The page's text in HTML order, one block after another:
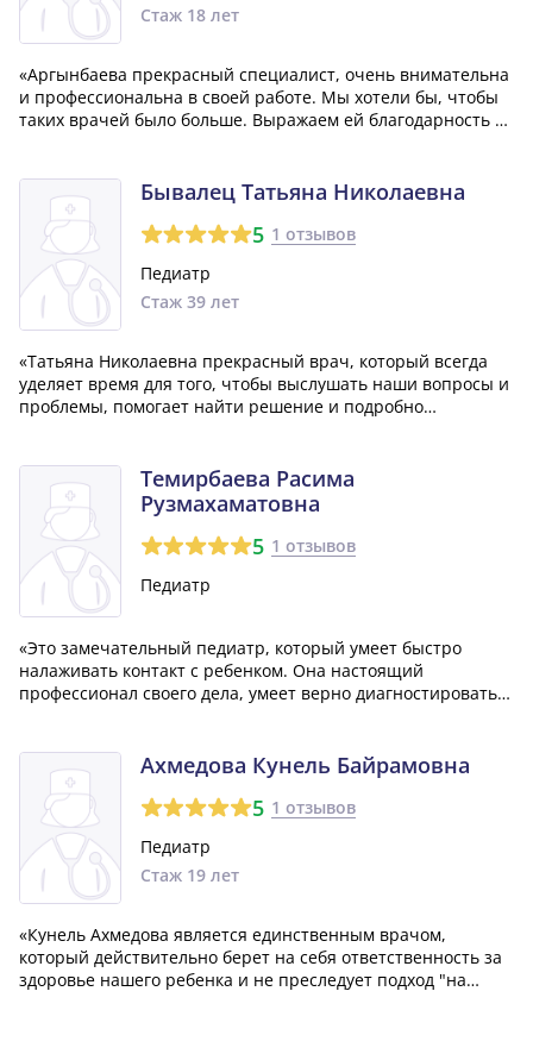
Стаж 18 лет
«Аргынбаева прекрасный специалист, очень внимательна
и профессиональна в своей работе. Мы хотели бы, чтобы
таких врачей было больше. Выражаем ей благодарность за
Бывалец Татьяна Николаевна
5 1 отзывов
Педиатр
Стаж 39 лет
«Татьяна Николаевна прекрасный врач, который всегда
уделяет время для того, чтобы выслушать наши вопросы и
проблемы, помогает найти решение и подробно
Темирбаева Расима
Рузмахаматовна
5 1 отзывов
Педиатр
«Это замечательный педиатр, который умеет быстро
налаживать контакт с ребенком. Она настоящий
профессионал своего дела, умеет верно диагностировать и
наши вопросы и помочь нам в любо...»
Ахмедова Кунель Байрамовна
5 1 отзывов
Педиатр
Стаж 19 лет
«Кунель Ахмедова является единственным врачом,
который действительно берет на себя ответственность за
здоровье нашего ребенка и не преследует подход "на